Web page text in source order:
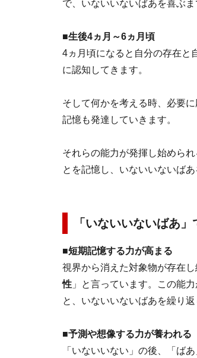
で、いないいないばあを喜ぶま
■生後4ヵ月～6ヵ月頃
4ヵ月頃になると自分の存在と
に認知してきます。
そして何かを考える時、必要
記憶も発達していきます。
それらの能力が発揮し始めら
とを記憶し、いないいないば
「いないいないばあ
■短期記憶する力が高まる
視界から消えた対象物が存在
性 」と言っています。この能
と、いないいないばあを繰り返
■予測や想像する力が養われる
「いないいない」の後、「ば